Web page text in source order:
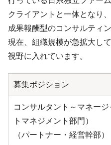
クライアントと一体となり
成果報酬型のコンサルティ
現在、組織規模が急拡大し
視野に入れています。
募集ポジション
コンサルタント～マネー
トマネジメント部門）
（パートナー・経営幹部）